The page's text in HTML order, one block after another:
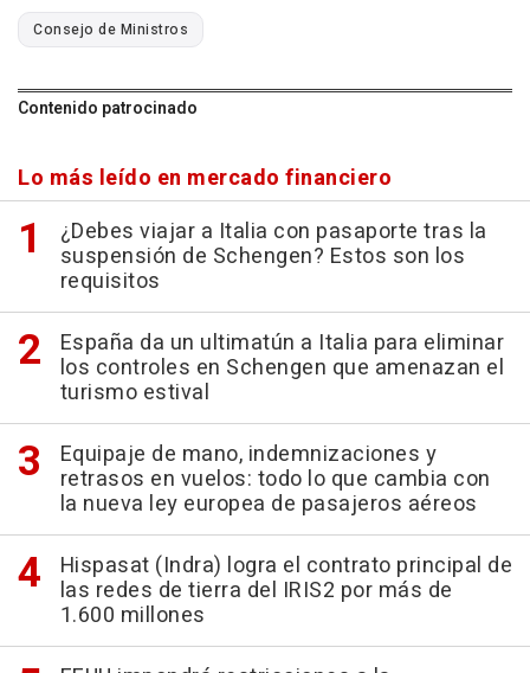
Consejo de Ministros
Contenido patrocinado
Lo más leído en mercado financiero
¿Debes viajar a Italia con pasaporte tras la
suspensión de Schengen? Estos son los
requisitos
España da un ultimatún a Italia para eliminar
los controles en Schengen que amenazan el
turismo estival
Equipaje de mano, indemnizaciones y
retrasos en vuelos: todo lo que cambia con
la nueva ley europea de pasajeros aéreos
Hispasat (Indra) logra el contrato principal de
las redes de tierra del IRIS2 por más de
1.600 millones